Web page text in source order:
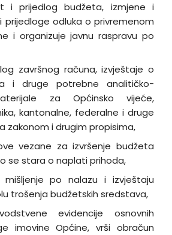
i prijedlog budžeta, izmjene i
odluka o privremenom
i organizuje javnu raspravu po
završnog računa, izvještaje o
i druge potrebne analitičko-
za Općinsko vijeće,
kantonalne, federalne i druge
zakonom i drugim propisima,
vezane za izvršenje budžeta
se stara o naplati prihoda,
mišljenje po nalazu i izvještaju
trošenja budžetskih sredstava,
evidencije osnovnih
imovine Općine, vrši obračun